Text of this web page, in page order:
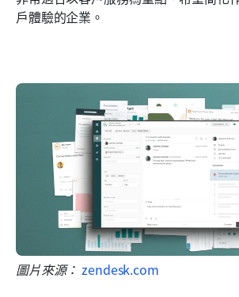
戶體驗的企業。
圖片來源： zendesk.com